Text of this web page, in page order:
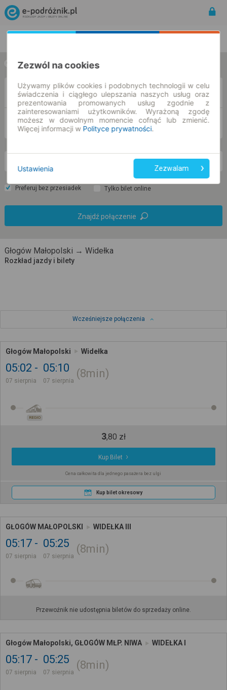
w jedną stronę w obie strony
DO
Preferuj bez przesiadek Tylko bilet online
Znajdź połączenie
Głogów Małopolski → Widełka
Rozkład jazdy i bilety
Wcześniejsze połączenia
Głogów Małopolski Widełka
05:02
07 sierpnia
05:10
07 sierpnia
8min
REGIO
3,80 zł
Kup Bilet
Cena całkowita dla jednego pasażera bez ulgi
Kup bilet okresowy
GŁOGÓW MAŁOPOLSKI WIDEŁKA III
05:17
07 sierpnia
05:25
07 sierpnia
8min
Przewoźnik nie udostępnia biletów do sprzedaży online.
Głogów Małopolski, GŁOGÓW MŁP. NIWA WIDEŁKA I
05:17
07 sierpnia
05:25
07 sierpnia
8min
Zezwól na cookies
Używamy plików cookies i podobnych technologii w celu
świadczenia i ciągłego ulepszania naszych usług oraz
prezentowania promowanych usług zgodnie z
zainteresowaniami użytkowników. Wyrażoną zgodę
możesz w dowolnym momencie cofnąć lub zmienić.
Więcej informacji w Polityce prywatności.
Ustawienia Zezwalam